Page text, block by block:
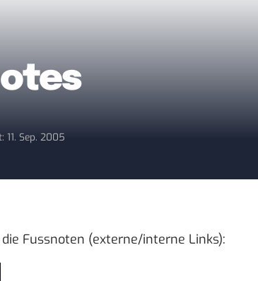
11. Sep. 2005
Fussnoten (externe/interne Links):